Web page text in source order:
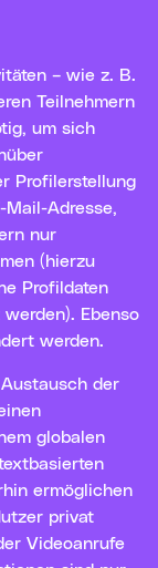
– wie z. B.
Teilnehmern
um sich
Profilerstellung
Adresse,
nur
(hierzu
Profildaten
Ebenso
werden.
der
globalen
ermöglichen
privat
Videoanrufe